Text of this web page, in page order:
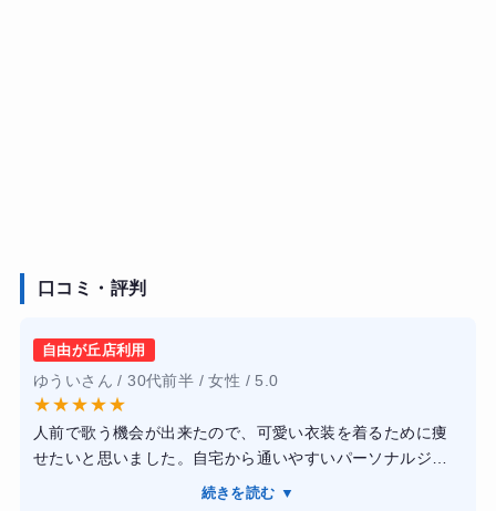
口コミ・評判
自由が丘店利用
ゆういさん / 30代前半 / 女性 / 5.0
★★★★★
人前で歌う機会が出来たので、可愛い衣装を着るために痩
せたいと思いました。自宅から通いやすいパーソナルジム
を選びましたが、トレーナーの質が高いので無理なく通え
続きを読む ▼